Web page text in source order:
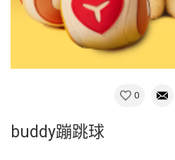
0
buddy蹦跳球